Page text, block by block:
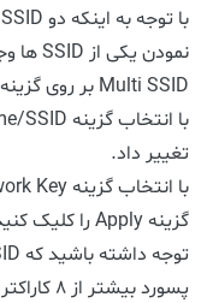
Multi SSID بر روی گزینه Disable قرار داده شود.
تغییر داد.
با انتخاب گزینه Network Key پسورد را می‌توان تغییر داد.
گزینه Apply را کلیک کنید و از صفحه خارج شوید.
پسورد بیشتر از ۸ کاراکتر باشد.